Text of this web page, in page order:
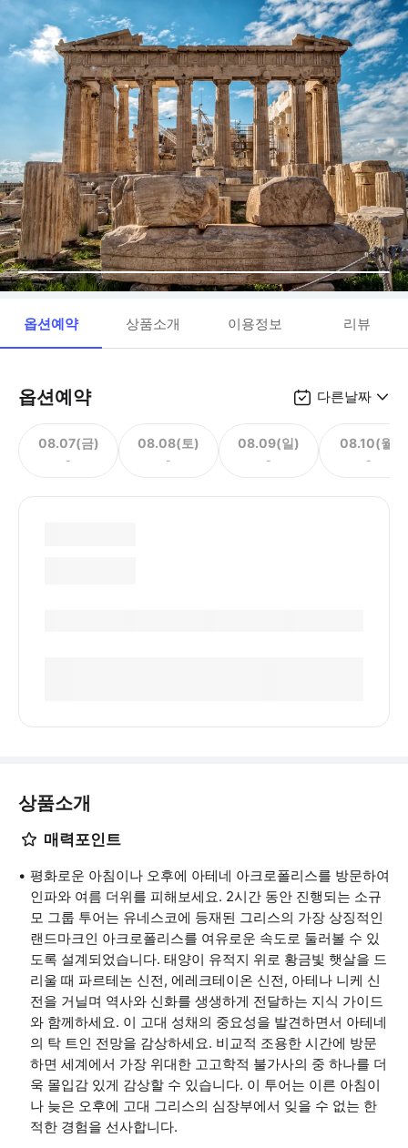
옵션예약 상품소개 이용정보 리뷰
옵션예약 다른날짜
08.07(금)
-
08.08(토)
-
08.09(일)
-
08.10(월)
-
상품소개
매력포인트
평화로운 아침이나 오후에 아테네 아크로폴리스를 방문하여
인파와 여름 더위를 피해보세요. 2시간 동안 진행되는 소규
모 그룹 투어는 유네스코에 등재된 그리스의 가장 상징적인
랜드마크인 아크로폴리스를 여유로운 속도로 둘러볼 수 있
도록 설계되었습니다. 태양이 유적지 위로 황금빛 햇살을 드
리울 때 파르테논 신전, 에레크테이온 신전, 아테나 니케 신
전을 거닐며 역사와 신화를 생생하게 전달하는 지식 가이드
와 함께하세요. 이 고대 성채의 중요성을 발견하면서 아테네
의 탁 트인 전망을 감상하세요. 비교적 조용한 시간에 방문
하면 세계에서 가장 위대한 고고학적 불가사의 중 하나를 더
욱 몰입감 있게 감상할 수 있습니다. 이 투어는 이른 아침이
나 늦은 오후에 고대 그리스의 심장부에서 잊을 수 없는 한
적한 경험을 선사합니다.